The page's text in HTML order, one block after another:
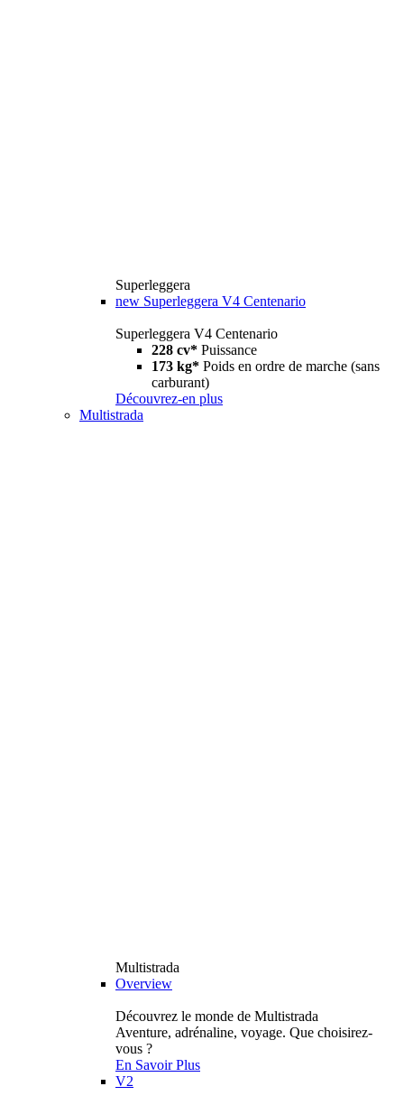
Superleggera
new Superleggera V4 Centenario
Superleggera V4 Centenario
228 cv* Puissance
173 kg* Poids en ordre de marche (sans
carburant)
Découvrez-en plus
Multistrada
Multistrada
Overview
Découvrez le monde de Multistrada
Aventure, adrénaline, voyage. Que choisirez-
vous ?
En Savoir Plus
V2